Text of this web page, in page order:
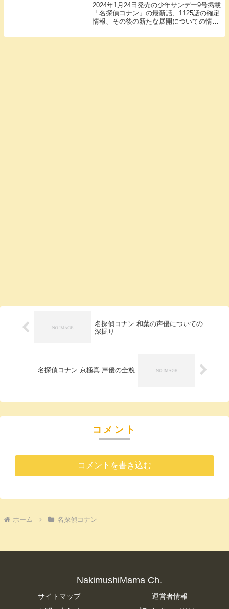
2024年1月24日発売の少年サンデー9号掲載
「名探偵コナン」の最新話、1125話の確定
情報、その後の新たな展開についての情報
名探偵コナン 和葉の声優についての
深掘り
名探偵コナン 京極真 声優の全貌
コメント
コメントを書き込む
ホーム 名探偵コナン
NakimushiMama Ch.
サイトマップ
運営者情報